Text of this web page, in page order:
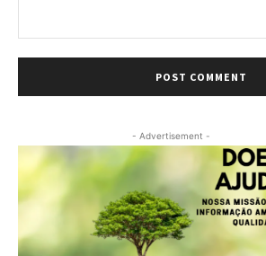
- Advertisement -